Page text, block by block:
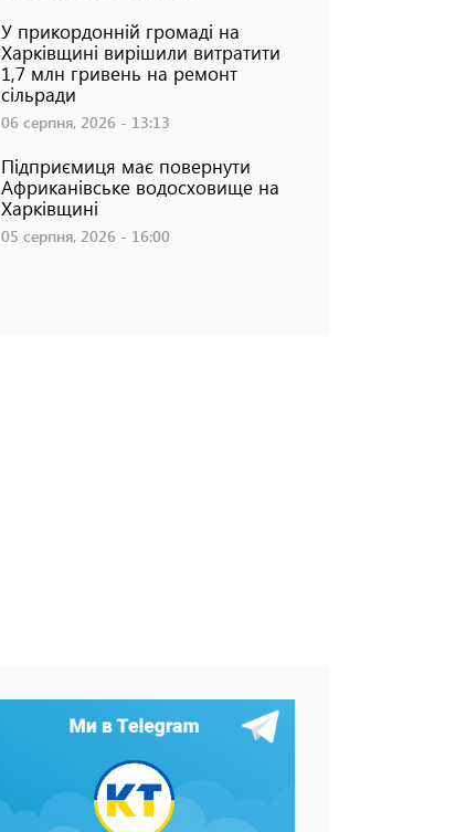
У прикордонній громаді на
Харківщині вирішили витратити
1,7 млн гривень на ремонт
сільради
06 серпня, 2026 - 13:13
Підприємиця має повернути
Африканівське водосховище на
Харківщині
05 серпня, 2026 - 16:00